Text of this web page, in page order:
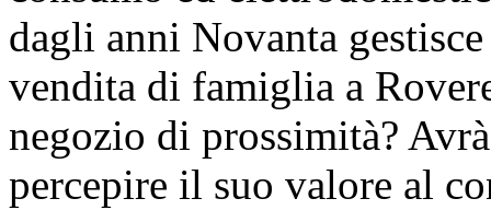
dagli anni Novanta
vendita di famiglia a
negozio di prossimità?
percepire il suo valore al